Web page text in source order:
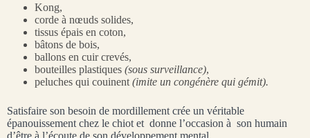
Kong,
corde à nœuds solides,
tissus épais en coton,
bâtons de bois,
ballons en cuir crevés,
bouteilles plastiques (sous surveillance),
peluches qui couinent (imite un congénère qui gémit).
Satisfaire son besoin de mordillement crée un véritable
épanouissement chez le chiot et donne l’occasion à son humain
d’être à l’écoute de son développement mental.